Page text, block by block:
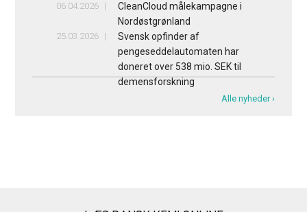
06.04.2026
CleanCloud målekampagne i
Nordøstgrønland
25.03.2026
Svensk opfinder af
pengeseddelautomaten har
doneret over 538 mio. SEK til
demensforskning
Alle nyheder ›